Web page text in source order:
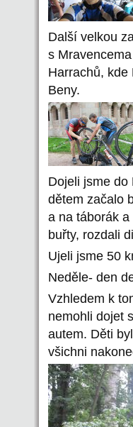
Další velkou
s
Harrachů, kde
Beny.
Dojeli jsme do
dětem začalo
a na táborák
buřty, rozdali
Ujeli jsme 50
Neděle- den
Vzhledem k
nemohli dojet
autem. Děti
všichni